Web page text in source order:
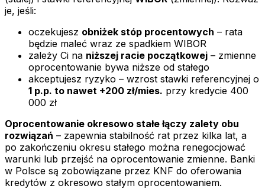
je, jeśli:
oczekujesz obniżek stóp procentowych – rata
będzie maleć wraz ze spadkiem WIBOR
zależy Ci na niższej racie początkowej – zmienne
oprocentowanie bywa niższe od stałego
akceptujesz ryzyko – wzrost stawki referencyjnej o
1 p.p. to nawet +200 zł/mies. przy kredycie 400
000 zł
Oprocentowanie okresowo stałe łączy zalety obu
rozwiązań – zapewnia stabilność rat przez kilka lat, a
po zakończeniu okresu stałego można renegocjować
warunki lub przejść na oprocentowanie zmienne. Banki
w Polsce są zobowiązane przez KNF do oferowania
kredytów z okresowo stałym oprocentowaniem.